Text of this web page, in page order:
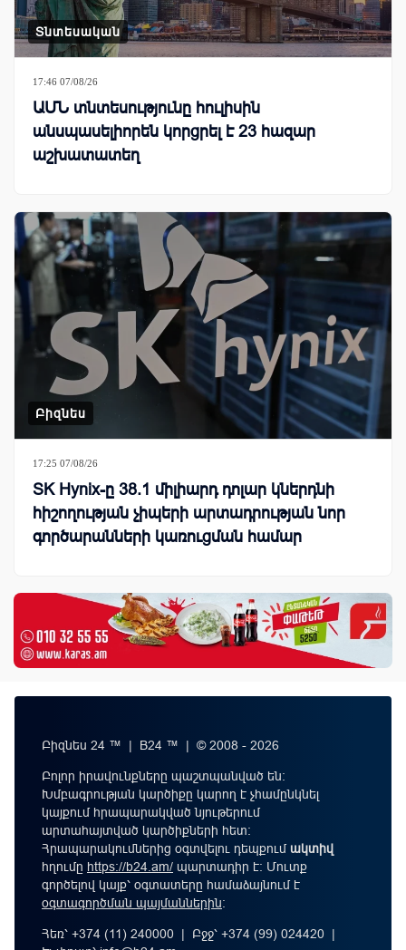
Տնտեսական
17:46 07/08/26
ԱՄՆ տնտեսությունը հուլիսին
անսպասելիորեն կորցրել է 23 հազար
աշխատատեղ
Բիզնես
17:25 07/08/26
SK Hynix-ը 38.1 միլիարդ դոլար կներդնի
հիշողության չիպերի արտադրության նոր
գործարանների կառուցման համար
Բիզնես 24 ™ | B24 ™ | © 2008 - 2026
Բոլոր իրավունքները պաշտպանված են:
Խմբագրության կարծիքը կարող է չհամընկնել
կայքում հրապարակված նյութերում
արտահայտված կարծիքների հետ:
Հրապարակումներից օգտվելու դեպքումակտիվ
հղումը https://b24.am/ պարտադիր է: Մուտք
գործելով կայք՝ օգտատերը համաձայնում է
օգտագործման պայմաններին։
Հեռ՝ +374 (11) 240000 | Բջջ՝ +374 (99) 024420 |